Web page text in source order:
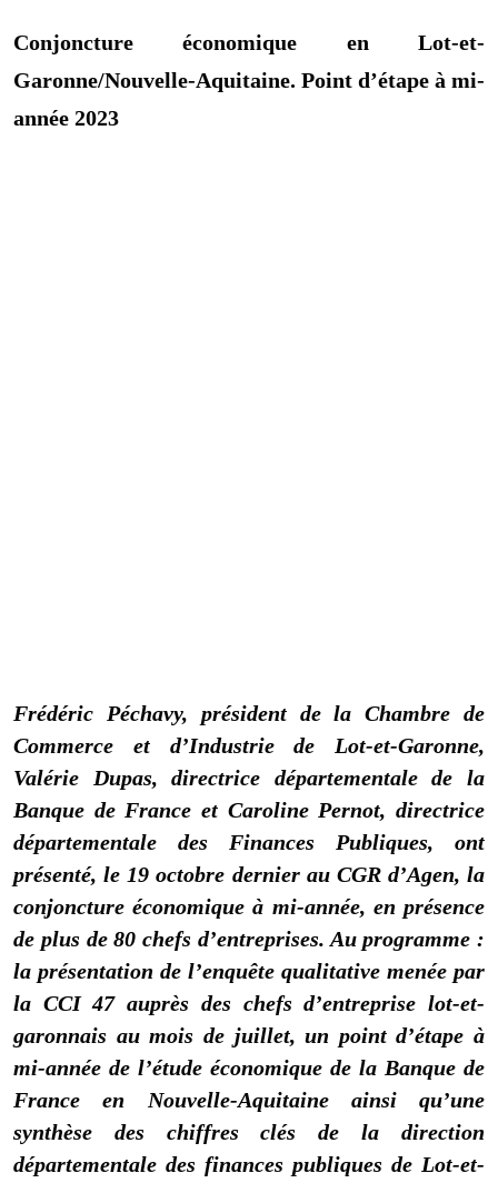
Conjoncture économique en Lot-et-
Garonne/Nouvelle-Aquitaine. Point d’étape à mi-
année 2023
Frédéric Péchavy, président de la Chambre de
Commerce et d’Industrie de Lot-et-Garonne,
Valérie Dupas, directrice départementale de la
Banque de France et Caroline Pernot, directrice
départementale des Finances Publiques, ont
présenté, le 19 octobre dernier au CGR d’Agen, la
conjoncture économique à mi-année, en présence
de plus de 80 chefs d’entreprises. Au programme :
la présentation de l’enquête qualitative menée par
la CCI 47 auprès des chefs d’entreprise lot-et-
garonnais au mois de juillet, un point d’étape à
mi-année de l’étude économique de la Banque de
France en Nouvelle-Aquitaine ainsi qu’une
synthèse des chiffres clés de la direction
départementale des finances publiques de Lot-et-